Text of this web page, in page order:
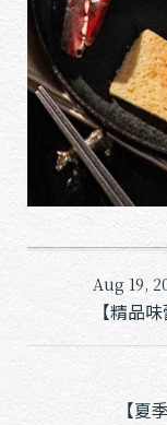
Aug 19,
【精品
【夏